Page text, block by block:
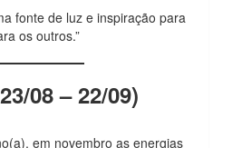
fonte de luz e inspiração para
os outros.”
08 – 22/09)
em novembro as energias